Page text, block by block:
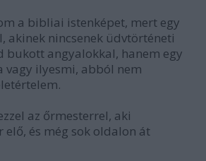
a bibliai istenképet, mert egy
akinek nincsenek üdvtörténeti
bukott angyalokkal, hanem egy
vagy ilyesmi, abból nem
az őrmesterrel, aki
és még sok oldalon át